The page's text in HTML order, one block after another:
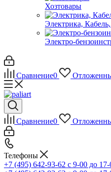
Хозтовары
Электрика,
Электро-
Сравнение0
Сравнение0
Телефоны
+7 (495) 642-93-62 c 9-00 до